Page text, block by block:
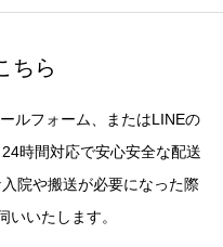
ちら
ルフォーム、またはLINEの
時間対応で安心安全な配送
院や搬送が必要になった際
いいたします。